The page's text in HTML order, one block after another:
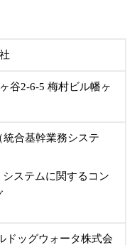
谷2-6-5 梅村ビル幡ヶ
統合基幹業務システ
ステムに関するコン
ドッグウォータ株式会